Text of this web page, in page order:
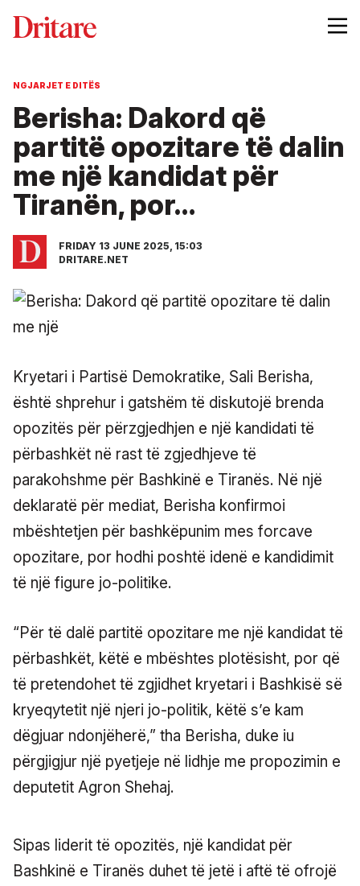
NGJARJET E DITËS
Berisha: Dakord që
partitë opozitare të dalin
me një kandidat për
Tiranën, por…
FRIDAY 13 JUNE 2025, 15:03
DRITARE.NET
Kryetari i Partisë Demokratike, Sali Berisha,
është shprehur i gatshëm të diskutojë brenda
opozitës për përzgjedhjen e një kandidati të
përbashkët në rast të zgjedhjeve të
parakohshme për Bashkinë e Tiranës. Në një
deklaratë për mediat, Berisha konfirmoi
mbështetjen për bashkëpunim mes forcave
opozitare, por hodhi poshtë idenë e kandidimit
të një figure jo-politike.
“Për të dalë partitë opozitare me një kandidat të
përbashkët, këtë e mbështes plotësisht, por që
të pretendohet të zgjidhet kryetari i Bashkisë së
kryeqytetit një njeri jo-politik, këtë s’e kam
dëgjuar ndonjëherë,” tha Berisha, duke iu
përgjigjur një pyetjeje në lidhje me propozimin e
deputetit Agron Shehaj.
Sipas liderit të opozitës, një kandidat për
Bashkinë e Tiranës duhet të jetë i aftë të ofrojë